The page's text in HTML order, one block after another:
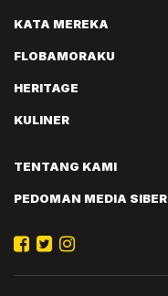
KATA MEREKA
FLOBAMORAKU
HERITAGE
KULINER
TENTANG KAMI
PEDOMAN MEDIA SIBER